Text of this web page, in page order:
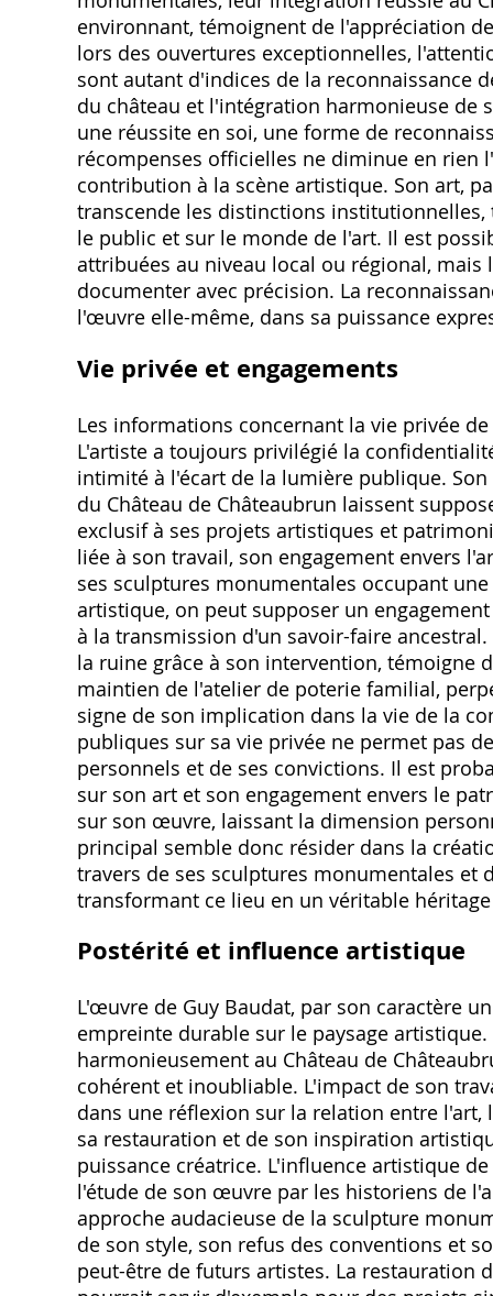
environnant, témoignent de l'appréciation
lors des ouvertures exceptionnelles,
sont autant d'indices de la reconnaissance
du château et l'intégration harmonieuse de
une réussite en soi, une forme de
récompenses officielles ne diminue en
contribution à la scène artistique. Son art,
transcende les distinctions
le public et sur le monde de l'art. Il est
attribuées au niveau local ou régional,
documenter avec précision. La
l'œuvre elle-même, dans sa puissance
Vie privée et engagements
Les informations concernant la vie privée
L'artiste a toujours privilégié la
intimité à l'écart de la lumière publique.
du Château de Châteaubrun laissent
exclusif à ses projets artistiques et
liée à son travail, son engagement envers
ses sculptures monumentales occupant
artistique, on peut supposer un
à la transmission d'un savoir-faire
la ruine grâce à son intervention, témoigne
maintien de l'atelier de poterie familial,
signe de son implication dans la vie de la
publiques sur sa vie privée ne permet pas
personnels et de ses convictions. Il est
sur son art et son engagement envers le
sur son œuvre, laissant la dimension
principal semble donc résider dans la
travers de ses sculptures monumentales et
transformant ce lieu en un véritable
Postérité et influence artistique
L'œuvre de Guy Baudat, par son caractère
empreinte durable sur le paysage
harmonieusement au Château de
cohérent et inoubliable. L'impact de son
dans une réflexion sur la relation entre l'art,
sa restauration et de son inspiration
puissance créatrice. L'influence artistique
l'étude de son œuvre par les historiens de
approche audacieuse de la sculpture
de son style, son refus des conventions et
peut-être de futurs artistes. La restauration